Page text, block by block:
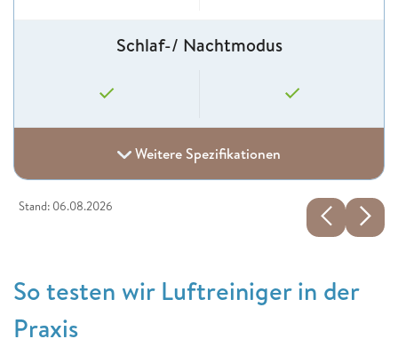
Schlaf-/ Nachtmodus
Weitere Spezifikationen
Stand: 06.08.2026
So testen wir Luftreiniger in der
Praxis